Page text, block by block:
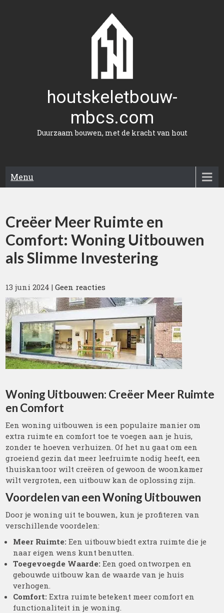
houtskeletbouw-
mbcs.com
Duurzaam bouwen, met de kracht van hout
Menu
Creëer Meer Ruimte en
Comfort: Woning Uitbouwen
als Slimme Investering
13 juni 2024 |Geen reacties
Woning Uitbouwen: Creëer Meer Ruimte
en Comfort
Een woning uitbouwen is een populaire manier om
extra ruimte en comfort toe te voegen aan je huis,
zonder te hoeven verhuizen. Of het nu gaat om een
groeiend gezin dat meer leefruimte nodig heeft, een
thuiskantoor wilt creëren of gewoon de woonkamer
wilt vergroten, een uitbouw kan de oplossing zijn.
Voordelen van een Woning Uitbouwen
Door je woning uit te bouwen, kun je profiteren van
verschillende voordelen:
Meer Ruimte: Een uitbouw biedt extra ruimte die je
naar eigen wens kunt benutten.
Toegevoegde Waarde: Een goed ontworpen en
gebouwde uitbouw kan de waarde van je huis
verhogen.
Comfort: Extra ruimte betekent meer comfort en
functionaliteit in je woning.